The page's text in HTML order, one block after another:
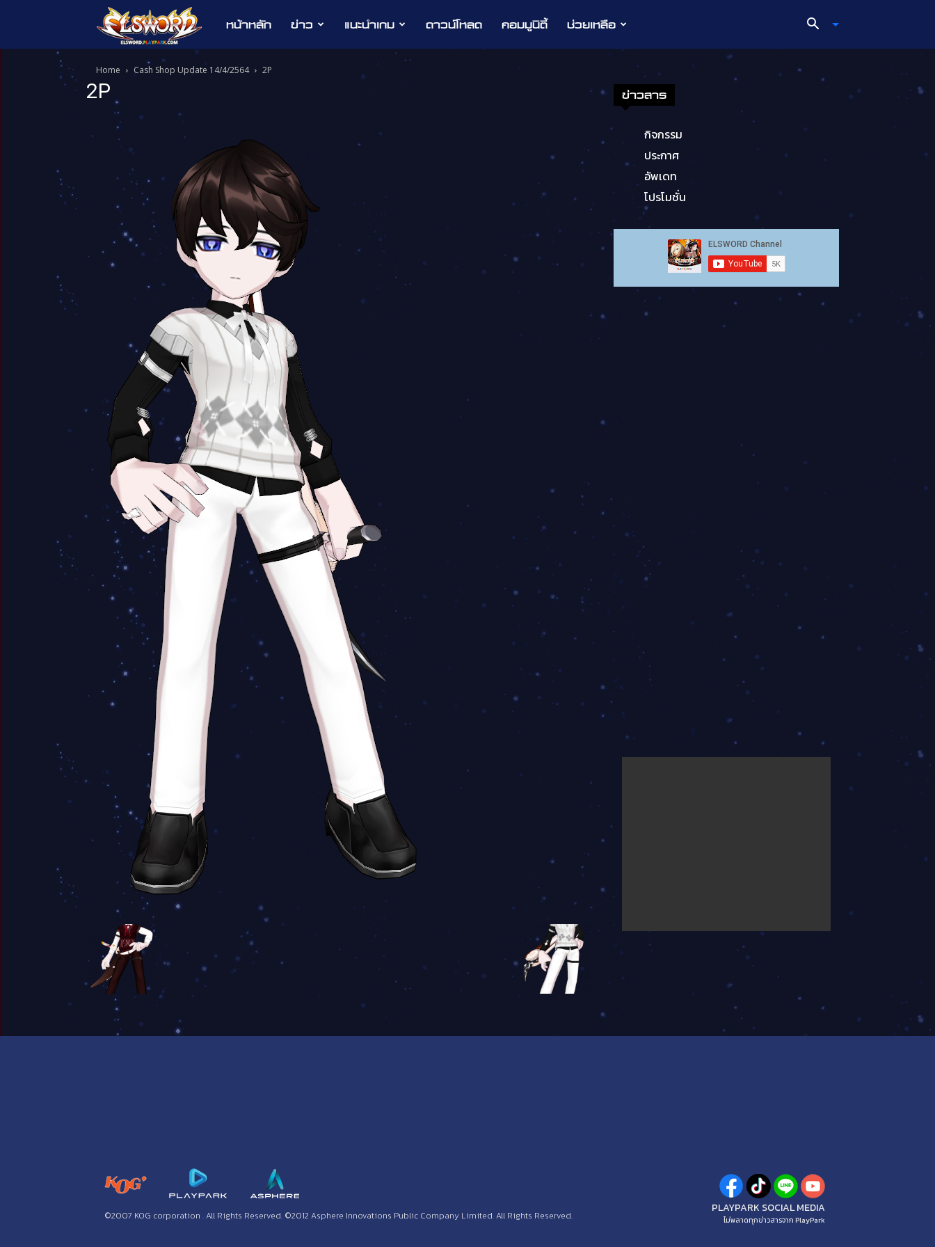
Elsword
หน้าหลัก ข่าว แนะนำเกม ดาวน์โหลด คอมมูนิตี้ ช่วยเหลือ
Home Cash Shop Update 14/4/2564 2P
2P ข่าวสาร
กิจกรรม
ประกาศ
อัพเดท
โปรโมชั่น
PLAYPARK SOCIAL MEDIA
ไม่พลาดทุกข่าวสารจาก PlayPark
©2007 KOG corporation . All Rights Reserved. ©2012 Asphere Innovations Public Company Limited. All Rights Reserved.